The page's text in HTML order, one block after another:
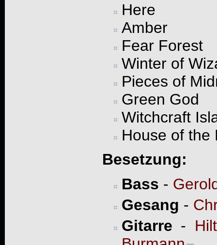
Here
Amber
Fear Forest
Winter of
Pieces of
Green God
Witchcraft
House of the
Besetzung:
Bass -
Gesang -
Gitarre -